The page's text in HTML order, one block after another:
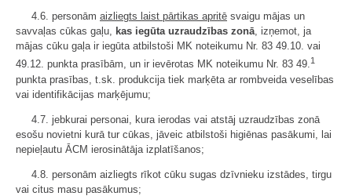
4.6. personām aizliegts laist pārtikas apritē svaigu mājas un
savvaļas cūkas gaļu, kas iegūta uzraudzības zonā, izņemot, ja
mājas cūku gaļa ir iegūta atbilstoši MK noteikumu Nr. 83 49.10. vai
49.12. punkta prasībām, un ir ievērotas MK noteikumu Nr. 83 49.1
punkta prasības, t.sk. produkcija tiek marķēta ar rombveida veselības
vai identifikācijas marķējumu;
4.7. jebkurai personai, kura ierodas vai atstāj uzraudzības zonā
esošu novietni kurā tur cūkas, jāveic atbilstoši higiēnas pasākumi, lai
nepieļautu ĀCM ierosinātāja izplatīšanos;
4.8. personām aizliegts rīkot cūku sugas dzīvnieku izstādes, tirgu
vai citus masu pasākumus;